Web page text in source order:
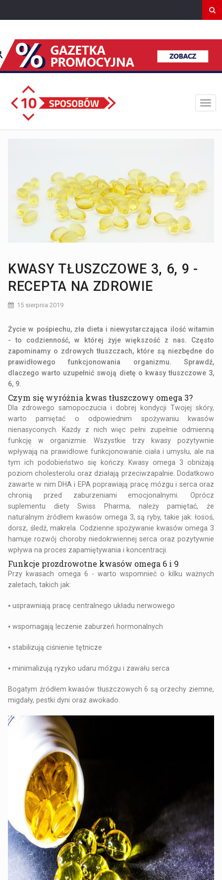
KWASY TŁUSZCZOWE 3, 6, 9 -
RECEPTA NA ZDROWIE
15 sierpnia 2019
Życie w pośpiechu, zła dieta i niewystarczająca ilość witamin
- to codzienność, w której żyje większość z nas. Często
zapominamy o zdrowych tłuszczach, które są niezbędne do
prawidłowego funkcjonowania organizmu. Sprawdź,
dlaczego warto uzupełnić swoją dietę o kwasy tłuszczowe 3,
6, 9.
Czym się wyróżnia kwas tłuszczowy omega 3?
Dla zdrowego samopoczucia i dobrej kondycji Twojej skóry,
warto pamiętać o odpowiednim spożywaniu kwasów
nienasyconych. Każdy z nich więc pełni zupełnie odmienną
funkcję w organizmie. Wszystkie trzy kwasy pozytywnie
wpływają na prawidłowe funkcjonowanie ciała i umysłu, ale na
tym ich podobieństwo się kończy. Kwasy omega 3 obniżają
poziom cholesterolu oraz działają przeciwzapalnie. Dodatkowo
zawarte w nim DHA i EPA poprawiają pracę mózgu i serca oraz
chronią przed zaburzeniami emocjonalnymi. Oprócz
suplementu diety Swiss Pharma, należy pamiętać, że
naturalnym źródłem kwasów omega 3, są ryby, takie jak: łosoś,
dorsz, śledź, makrela. Codzienne spożywanie kwasów omega 3
hamuje rozwój choroby niedokrwiennej serca oraz pozytywnie
wpływa na proces zapamiętywania i koncentracji.
Funkcje prozdrowotne kwasów omega 6 i 9
Przy kwasach omega 6 - warto wspomnieć o kilku ważnych
zaletach, takich jak:
⦁ usprawniają pracę centralnego układu nerwowego
⦁ wspomagają leczenie zaburzeń hormonalnych
⦁ stabilizują ciśnienie tętnicze
⦁ minimalizują ryzyko udaru mózgu i zawału serca
Bogatym źródłem kwasów tłuszczowych 6 są orzechy ziemne,
migdały, pestki dyni oraz awokado.